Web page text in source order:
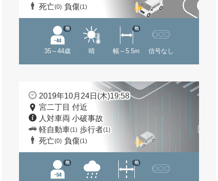
死亡(0) 負傷(1)
35～44歳
他
晴 幅～5.5m
他
信号なし
2019年10月24日(木)19:58
宮二丁目 付近
人対車両 小破事故
軽自動車(1) 歩行者(1)
死亡(0) 負傷(1)
他 他